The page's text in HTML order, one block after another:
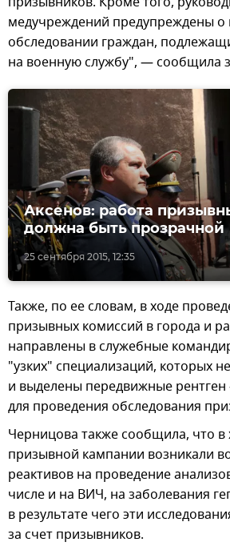
медучреждений предупреждены
обследовании граждан,
на военную службу", — сообщила
25 сентября 2015, 12:35
Аксенов: работа
должна быть прозрачной
Также, по ее словам, в ходе
призывных комиссий в города и
направлены в служебные
"узких" специализаций, которых
и выделены передвижные
для проведения обследования
Черницова также сообщила, что в
призывной кампании возникали
реактивов на проведение
числе и на ВИЧ, на заболевания
в результате чего эти
за счет призывников.